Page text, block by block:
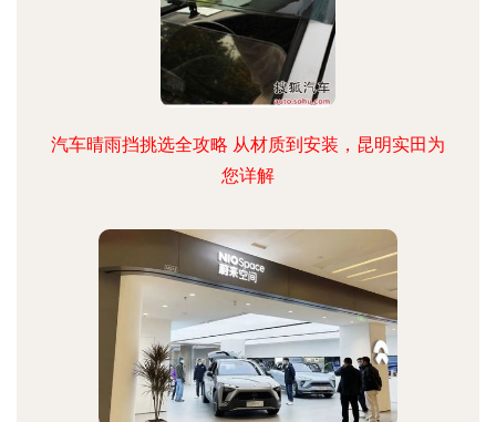
汽车晴雨挡挑选全攻略 从材质到安装，昆明实田为
您详解